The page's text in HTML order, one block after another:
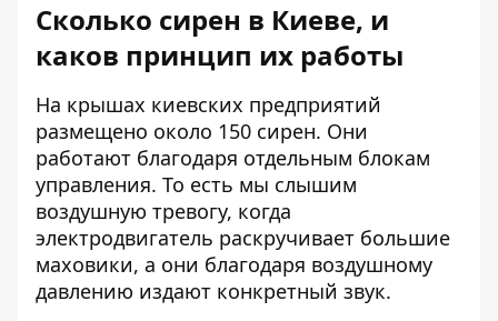
Сколько сирен в Киеве, и
каков принцип их работы
На крышах киевских предприятий
размещено около 150 сирен. Они
работают благодаря отдельным блокам
управления. То есть мы слышим
воздушную тревогу, когда
электродвигатель раскручивает большие
маховики, а они благодаря воздушному
давлению издают конкретный звук.